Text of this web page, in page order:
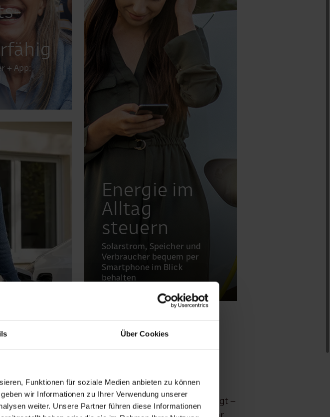
Über Cookies
Funktionen für soziale Medien anbieten zu können
wir Informationen zu Ihrer Verwendung unserer
weiter. Unsere Partner führen diese Informationen
+ App:
Energie im
Alltag
steuern
Solarstrom, Speicher und
Verbraucher bequem per
Smartphone im Blick
behalten
dorthin, wo er den größten Nutzen bringt –
steigt Ihr Eigenverbrauch, die Kosten sinken und Ihr